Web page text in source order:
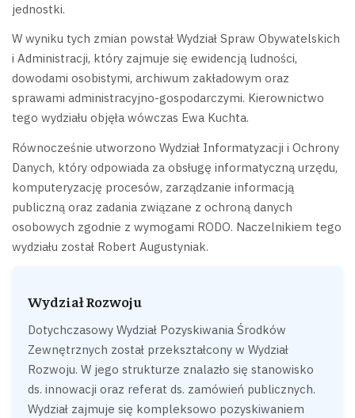
jednostki.
W wyniku tych zmian powstał Wydział Spraw Obywatelskich
i Administracji, który zajmuje się ewidencją ludności,
dowodami osobistymi, archiwum zakładowym oraz
sprawami administracyjno-gospodarczymi. Kierownictwo
tego wydziału objęła wówczas Ewa Kuchta.
Równocześnie utworzono Wydział Informatyzacji i Ochrony
Danych, który odpowiada za obsługę informatyczną urzędu,
komputeryzację procesów, zarządzanie informacją
publiczną oraz zadania związane z ochroną danych
osobowych zgodnie z wymogami RODO. Naczelnikiem tego
wydziału został Robert Augustyniak.
Wydział Rozwoju
Dotychczasowy Wydział Pozyskiwania Środków
Zewnętrznych został przekształcony w Wydział
Rozwoju. W jego strukturze znalazło się stanowisko
ds. innowacji oraz referat ds. zamówień publicznych.
Wydział zajmuje się kompleksowo pozyskiwaniem